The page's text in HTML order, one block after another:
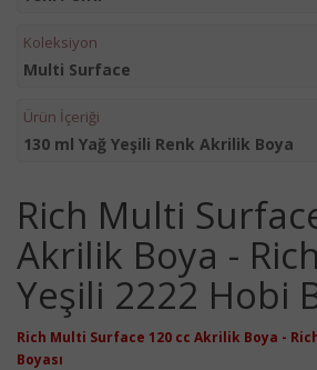
Koleksiyon
Multi Surface
Ürün İçeriği
130 ml Yağ Yeşili Renk Akrilik Boya
Rich Multi
Akrilik Boya -
Yeşili 2222 Hobi
Rich Multi Surface 120 cc Akrilik Boya -
Boyası